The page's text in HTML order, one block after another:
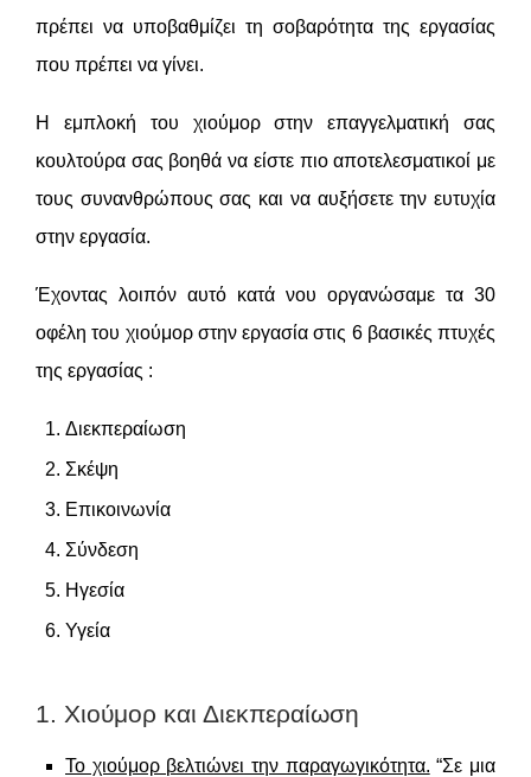
πρέπει να υποβαθμίζει τη σοβαρότητα της εργασίας
που πρέπει να γίνει.
Η εμπλοκή του χιούμορ στην επαγγελματική σας
κουλτούρα σας βοηθά να είστε πιο αποτελεσματικοί με
τους συνανθρώπους σας και να αυξήσετε την ευτυχία
στην εργασία.
Έχοντας λοιπόν αυτό κατά νου οργανώσαμε τα 30
οφέλη του χιούμορ στην εργασία στις 6 βασικές πτυχές
της εργασίας :
Διεκπεραίωση
Σκέψη
Επικοινωνία
Σύνδεση
Ηγεσία
Υγεία
1. Χιούμορ και Διεκπεραίωση
Το χιούμορ βελτιώνει την παραγωγικότητα. “Σε μια